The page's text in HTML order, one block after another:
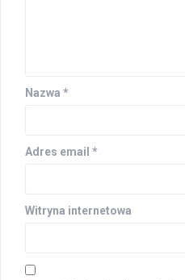
Nazwa *
Adres email *
Witryna internetowa